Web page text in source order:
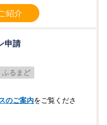
紹介
申請
ふるまど
のご案内をご覧くださ